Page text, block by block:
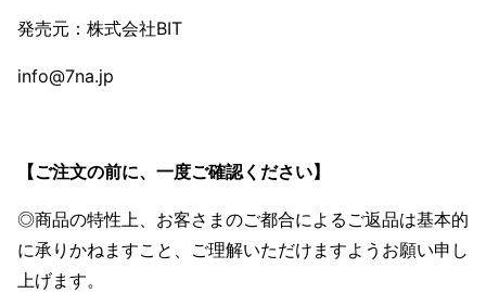
発売元：株式会社BIT
info@7na.jp
【ご注文の前に、一度ご確認ください】
◎商品の特性上、お客さまのご都合によるご返品は基本的
に承りかねますこと、ご理解いただけますようお願い申し
上げます。